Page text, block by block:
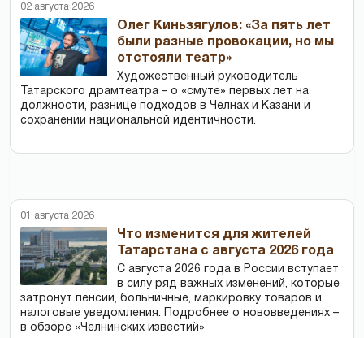
02 августа 2026
Олег Киньзягулов: «За пять лет
были разные провокации, но мы
отстояли театр»
Художественный руководитель
Татарского драмтеатра – о «смуте» первых лет на
должности, разнице подходов в Челнах и Казани и
сохранении национальной идентичности.
01 августа 2026
Что изменится для жителей
Татарстана с августа 2026 года
С августа 2026 года в России вступает
в силу ряд важных изменений, которые
затронут пенсии, больничные, маркировку товаров и
налоговые уведомления. Подробнее о нововведениях –
в обзоре «Челнинских известий»